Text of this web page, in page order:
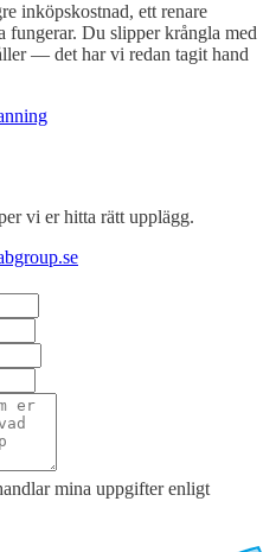
inköpskostnad, ett renare
fungerar. Du slipper krångla med
— det har vi redan tagit hand
vi er hitta rätt upplägg.
mina uppgifter enligt